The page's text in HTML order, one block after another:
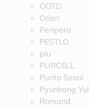
OOTD
Orien
Peripera
PESTLO
plu
PURCELL
Purito Seoul
Pyunkang Yul
Romand